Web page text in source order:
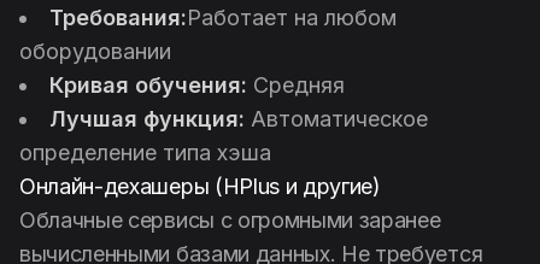
Требования:Работает на любом
оборудовании
Кривая обучения: Средняя
Лучшая функция: Автоматическое
определение типа хэша
Онлайн-дехашеры (HPlus и другие)
Облачные сервисы с огромными заранее
вычисленными базами данных. Не требуется